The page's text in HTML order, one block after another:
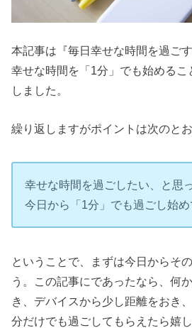
本記事は『毎日幸せな時間を過ご
幸せな時間を「1分」でも始める
しました。
繰り返しますがポイントは次のとお
幸せな時間を過ごしたい、と思
今日から「1分」でも過ごし始め
ということで、まずは今日からそ
う。この記事にであったなら、何
き、デバイスから少し距離をおき
分だけでも過ごしてもらえたら嬉し